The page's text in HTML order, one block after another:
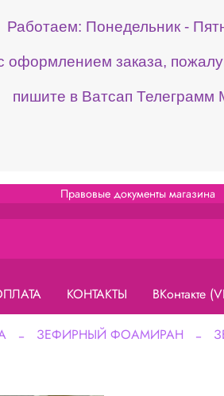
Работаем: Понедельник -
оформлением заказа,
пишите в Ватсап Телеграмм
Правовые документы магазина
КОНТАКТЫ ВКонтакте
ЗЕФИРНЫЙ ФОАМИРАН